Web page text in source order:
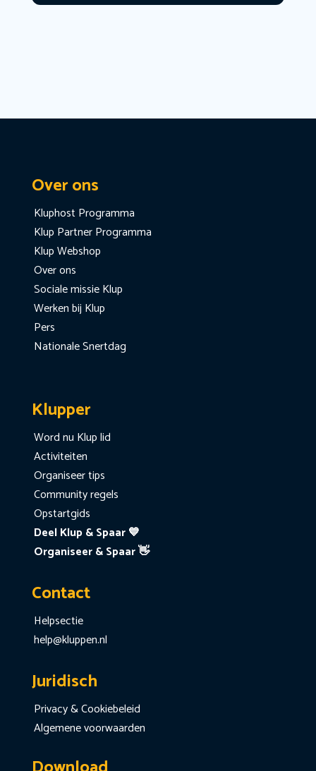
Over ons
Kluphost Programma
Klup Partner Programma
Klup Webshop
Over ons
Sociale missie Klup
Werken bij Klup
Pers
Nationale Snertdag
Klupper
Word nu Klup lid
Activiteiten
Organiseer tips
Community regels
Opstartgids
Deel Klup & Spaar 💙
Organiseer & Spaar 👋
Contact
Helpsectie
help@kluppen.nl
Juridisch
Privacy & Cookiebeleid
Algemene voorwaarden